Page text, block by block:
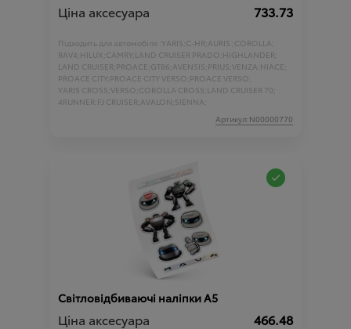
Ціна аксесуара 733.73
Підходить для автомобіля :YARIS;C-HR;AURIS ;COROLLA;
RAV4;HILUX;CAMRY;LAND CRUISER PRADO;HIGHLANDER;
LAND CRUISER;PROACE;GT86;AVENSIS;PRIUS;VENZA;HIACE;
PROACE CITY;PROACE CITY VERSO;PROACE VERSO;
YARIS CROSS;VERSO;COROLLA CROSS;LAND CRUISER 70;
4RUNNER;FJ CRUISER;AVALON;SIENNA;
Артикул:N00000770
Світловідбиваючі наліпки A5
Ціна аксесуара 466.48